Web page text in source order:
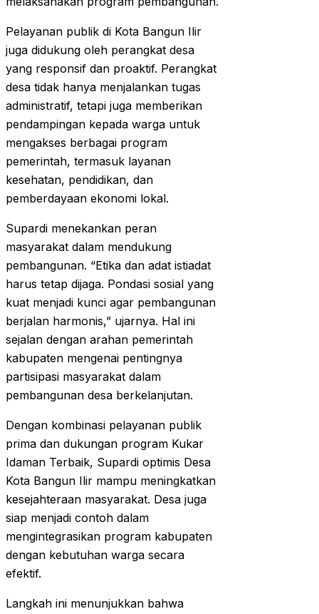
Pelayanan publik di Kota Bangun Ilir
juga didukung oleh perangkat desa
yang responsif dan proaktif. Perangkat
desa tidak hanya menjalankan tugas
administratif, tetapi juga memberikan
pendampingan kepada warga untuk
mengakses berbagai program
pemerintah, termasuk layanan
kesehatan, pendidikan, dan
pemberdayaan ekonomi lokal.
Supardi menekankan peran
masyarakat dalam mendukung
pembangunan. “Etika dan adat istiadat
harus tetap dijaga. Pondasi sosial yang
kuat menjadi kunci agar pembangunan
berjalan harmonis,” ujarnya. Hal ini
sejalan dengan arahan pemerintah
kabupaten mengenai pentingnya
partisipasi masyarakat dalam
pembangunan desa berkelanjutan.
Dengan kombinasi pelayanan publik
prima dan dukungan program Kukar
Idaman Terbaik, Supardi optimis Desa
Kota Bangun Ilir mampu meningkatkan
kesejahteraan masyarakat. Desa juga
siap menjadi contoh dalam
mengintegrasikan program kabupaten
dengan kebutuhan warga secara
efektif.
Langkah ini menunjukkan bahwa